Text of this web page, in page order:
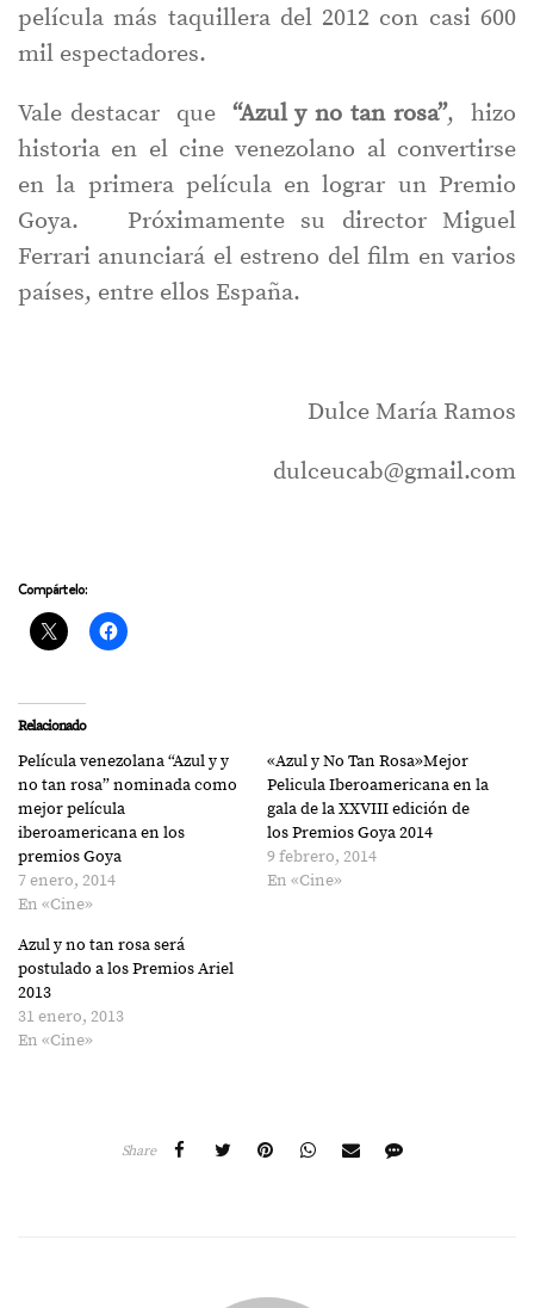
película más taquillera del 2012 con casi 600
mil espectadores.
Vale destacar que “Azul y no tan rosa”, hizo
historia en el cine venezolano al convertirse
en la primera película en lograr un Premio
Goya. Próximamente su director Miguel
Ferrari anunciará el estreno del film en varios
países, entre ellos España.
Dulce María Ramos
dulceucab@gmail.com
Compártelo:
Relacionado
Película venezolana “Azul y y
no tan rosa” nominada como
mejor película
iberoamericana en los
premios Goya
7 enero, 2014
En «Cine»
«Azul y No Tan Rosa»Mejor
Pelicula Iberoamericana en la
gala de la XXVIII edición de
los Premios Goya 2014
9 febrero, 2014
En «Cine»
Azul y no tan rosa será
postulado a los Premios Ariel
2013
31 enero, 2013
En «Cine»
Share